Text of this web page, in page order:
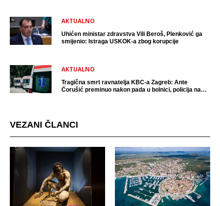
AKTUALNO
Uhićen ministar zdravstva Vili Beroš, Plenković ga
smijenio: Istraga USKOK-a zbog korupcije
AKTUALNO
Tragična smrt ravnatelja KBC-a Zagreb: Ante
Ćorušić preminuo nakon pada u bolnici, policija na
VEZANI ČLANCI